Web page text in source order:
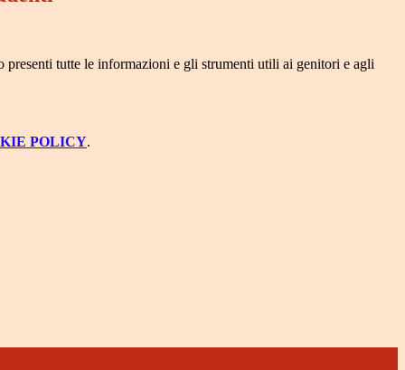
presenti tutte le informazioni e gli strumenti utili ai genitori e agli
POLICY.